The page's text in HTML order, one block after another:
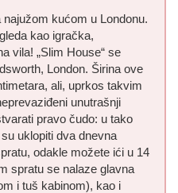
kućom u Londonu.
kao igračka,
vila! „Slim House“ se
London. Širina ove
ali, uprkos takvim
unutrašnji
pravo čudo: u tako
uklopiti dva dnevna
odakle možete ići u 14
spratu se nalaze glavna
i tuš kabinom), kao i